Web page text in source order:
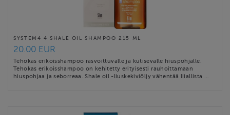
SYSTEM4 4 SHALE OIL SHAMPOO 215 ML
20.00 EUR
Tehokas erikoisshampoo rasvoittuvalle ja kutisevalle hiuspohjalle.
Tehokas erikoisshampoo on kehitetty erityisesti rauhoittamaan
hiuspohjaa ja seborreaa. Shale oil -liuskekiviöljy vähentää liiallista …